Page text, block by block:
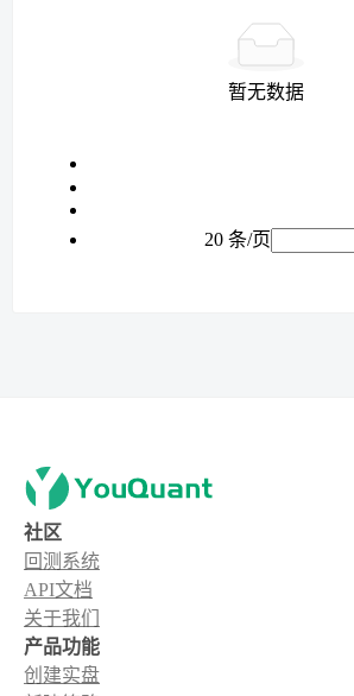
暂无数据
20 条/页
社区
回测系统
API文档
关于我们
产品功能
创建实盘